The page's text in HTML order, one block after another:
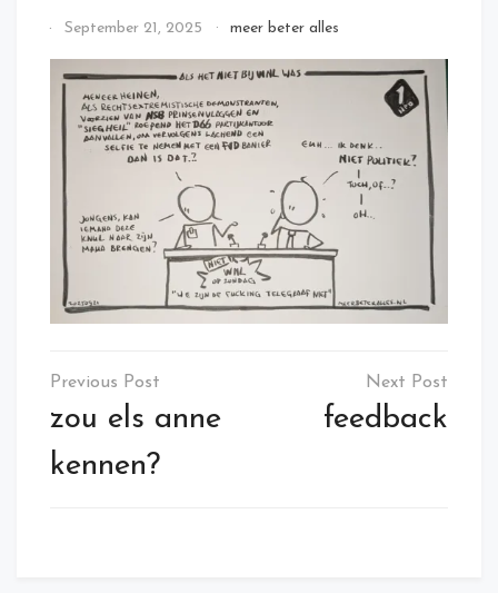
BySeptember 21, 2025 meer beter alles
Post
navigation
zou els anne
kennen?
feedback